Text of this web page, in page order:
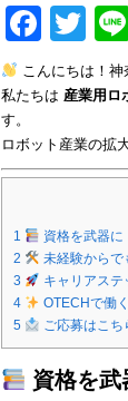
こんにちは！
私たちは 産業用ロ
す。
ロボット産業の拡
1
資格を武器
2
未経験からで
3
キャリアステ
4
OTECHで働
5
ご応募はこち
資格を武